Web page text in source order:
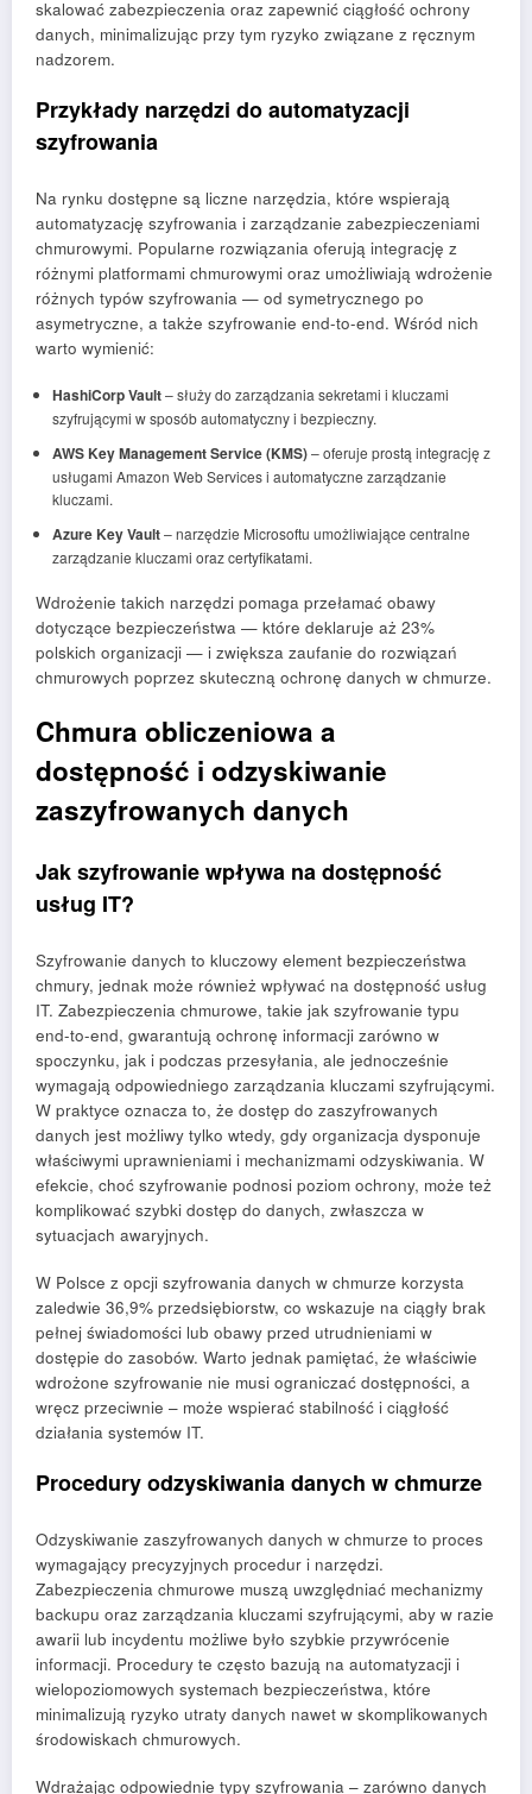
skalować zabezpieczenia oraz zapewnić ciągłość ochrony
danych, minimalizując przy tym ryzyko związane z ręcznym
nadzorem.
Przykłady narzędzi do automatyzacji
szyfrowania
Na rynku dostępne są liczne narzędzia, które wspierają
automatyzację szyfrowania i zarządzanie zabezpieczeniami
chmurowymi. Popularne rozwiązania oferują integrację z
różnymi platformami chmurowymi oraz umożliwiają wdrożenie
różnych typów szyfrowania — od symetrycznego po
asymetryczne, a także szyfrowanie end-to-end. Wśród nich
warto wymienić:
HashiCorp Vault– służy do zarządzania sekretami i kluczami
szyfrującymi w sposób automatyczny i bezpieczny.
AWS Key Management Service (KMS)– oferuje prostą integrację z
usługami Amazon Web Services i automatyczne zarządzanie
kluczami.
Azure Key Vault– narzędzie Microsoftu umożliwiające centralne
zarządzanie kluczami oraz certyfikatami.
Wdrożenie takich narzędzi pomaga przełamać obawy
dotyczące bezpieczeństwa — które deklaruje aż 23%
polskich organizacji — i zwiększa zaufanie do rozwiązań
chmurowych poprzez skuteczną ochronę danych w chmurze.
Chmura obliczeniowa a
dostępność i odzyskiwanie
zaszyfrowanych danych
Jak szyfrowanie wpływa na dostępność
usług IT?
Szyfrowanie danych to kluczowy element bezpieczeństwa
chmury, jednak może również wpływać na dostępność usług
IT. Zabezpieczenia chmurowe, takie jak szyfrowanie typu
end-to-end, gwarantują ochronę informacji zarówno w
spoczynku, jak i podczas przesyłania, ale jednocześnie
wymagają odpowiedniego zarządzania kluczami szyfrującymi.
W praktyce oznacza to, że dostęp do zaszyfrowanych
danych jest możliwy tylko wtedy, gdy organizacja dysponuje
właściwymi uprawnieniami i mechanizmami odzyskiwania. W
efekcie, choć szyfrowanie podnosi poziom ochrony, może też
komplikować szybki dostęp do danych, zwłaszcza w
sytuacjach awaryjnych.
W Polsce z opcji szyfrowania danych w chmurze korzysta
zaledwie 36,9% przedsiębiorstw, co wskazuje na ciągły brak
pełnej świadomości lub obawy przed utrudnieniami w
dostępie do zasobów. Warto jednak pamiętać, że właściwie
wdrożone szyfrowanie nie musi ograniczać dostępności, a
wręcz przeciwnie – może wspierać stabilność i ciągłość
działania systemów IT.
Procedury odzyskiwania danych w chmurze
Odzyskiwanie zaszyfrowanych danych w chmurze to proces
wymagający precyzyjnych procedur i narzędzi.
Zabezpieczenia chmurowe muszą uwzględniać mechanizmy
backupu oraz zarządzania kluczami szyfrującymi, aby w razie
awarii lub incydentu możliwe było szybkie przywrócenie
informacji. Procedury te często bazują na automatyzacji i
wielopoziomowych systemach bezpieczeństwa, które
minimalizują ryzyko utraty danych nawet w skomplikowanych
środowiskach chmurowych.
Wdrażając odpowiednie typy szyfrowania – zarówno danych